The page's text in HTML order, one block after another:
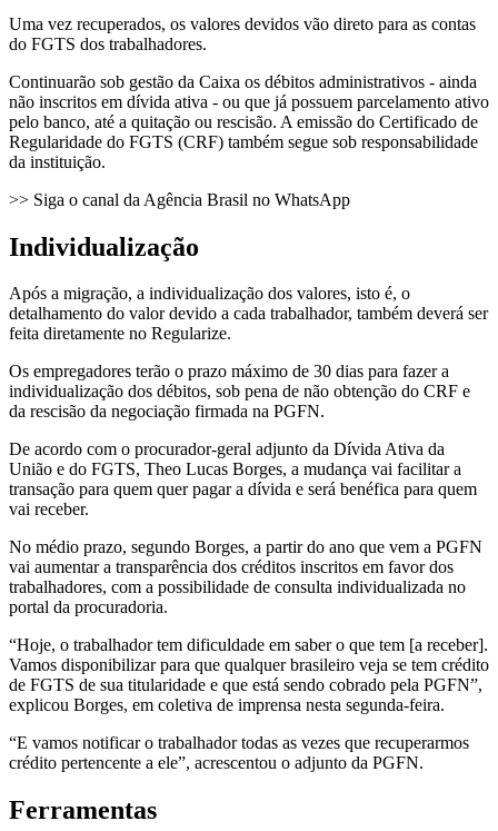
Uma vez recuperados, os valores devidos vão direto para as contas
do FGTS dos trabalhadores.
Continuarão sob gestão da Caixa os débitos administrativos - ainda
não inscritos em dívida ativa - ou que já possuem parcelamento ativo
pelo banco, até a quitação ou rescisão. A emissão do Certificado de
Regularidade do FGTS (CRF) também segue sob responsabilidade
da instituição.
>> Siga o canal da Agência Brasil no WhatsApp
Individualização
Após a migração, a individualização dos valores, isto é, o
detalhamento do valor devido a cada trabalhador, também deverá ser
feita diretamente no Regularize.
Os empregadores terão o prazo máximo de 30 dias para fazer a
individualização dos débitos, sob pena de não obtenção do CRF e
da rescisão da negociação firmada na PGFN.
De acordo com o procurador-geral adjunto da Dívida Ativa da
União e do FGTS, Theo Lucas Borges, a mudança vai facilitar a
transação para quem quer pagar a dívida e será benéfica para quem
vai receber.
No médio prazo, segundo Borges, a partir do ano que vem a PGFN
vai aumentar a transparência dos créditos inscritos em favor dos
trabalhadores, com a possibilidade de consulta individualizada no
portal da procuradoria.
“Hoje, o trabalhador tem dificuldade em saber o que tem [a receber].
Vamos disponibilizar para que qualquer brasileiro veja se tem crédito
de FGTS de sua titularidade e que está sendo cobrado pela PGFN”,
explicou Borges, em coletiva de imprensa nesta segunda-feira.
“E vamos notificar o trabalhador todas as vezes que recuperarmos
crédito pertencente a ele”, acrescentou o adjunto da PGFN.
Ferramentas